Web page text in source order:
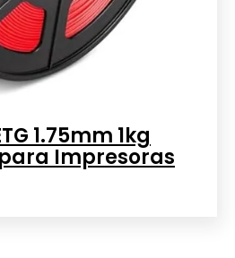
1.75mm 1kg
Impresoras